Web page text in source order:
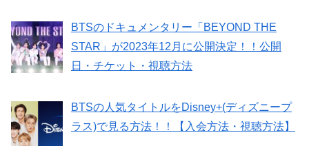
BTSのドキュメンタリー「BEYOND THE
STAR」が2023年12月に公開決定！！公開
日・チケット・視聴方法
BTSの人気タイトルをDisney+(ディズニープ
ラス)で見る方法！！【入会方法・視聴方法】